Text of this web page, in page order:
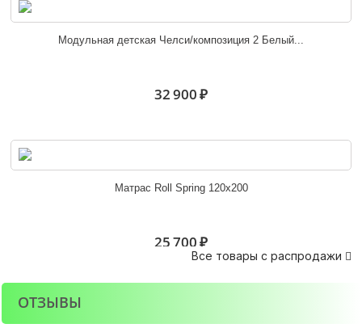
Модульная детская Челси/композиция 2 Белый...
32 900 ₽
Матрас Roll Spring 120х200
25 700 ₽
Все товары с распродажи 
ОТЗЫВЫ